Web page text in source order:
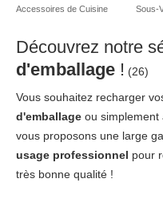
Accessoires de Cuisine Sous-
Découvrez notre
d'emballage ! (26)
Vous souhaitez recharger
d'emballage ou simplement
vous proposons une large
usage professionnel pour
très bonne qualité !